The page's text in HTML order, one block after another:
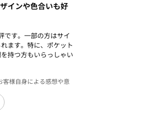
インや色合いも好
です。一部の方はサイ
ます。特に、ポケット
持つ方もいらっしゃい
様自身による感想や意